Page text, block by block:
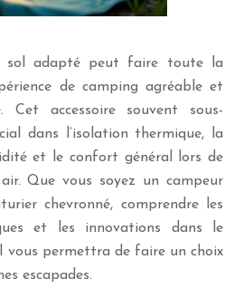
sol adapté peut faire toute la
de camping agréable et
Cet accessoire souvent sous-
dans l’isolation thermique, la
et le confort général lors de
Que vous soyez un campeur
chevronné, comprendre les
et les innovations dans le
vous permettra de faire un choix
escapades.